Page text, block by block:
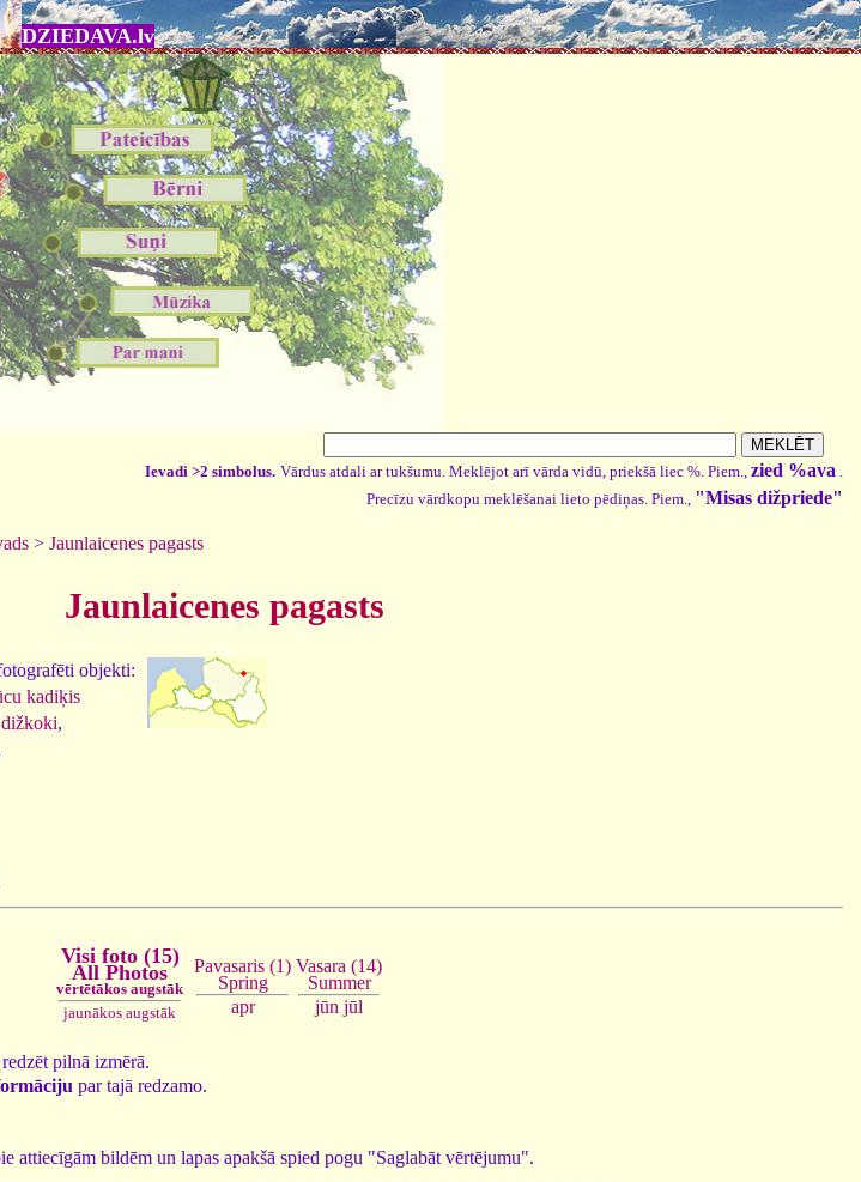
DZIEDAVA.lv
Ievadi >2 simbolus. Vārdus atdali ar tukšumu. Meklējot arī vārda vidū, priekšā liec %. Piem., zied %ava .
Precīzu vārdkopu meklēšanai lieto pēdiņas. Piem., "Misas dižpriede"
> Jaunlaicenes pagasts
Jaunlaicenes pagasts
objekti:
kadiķis
,
Visi foto (15)
All Photos
vērtētākos augstāk
jaunākos augstāk
Pavasaris (1)
Spring
apr
Vasara (14)
Summer
jūn jūl
pilnā izmērā.
par tajā redzamo.
attiecīgām bildēm un lapas apakšā spied pogu "Saglabāt vērtējumu".